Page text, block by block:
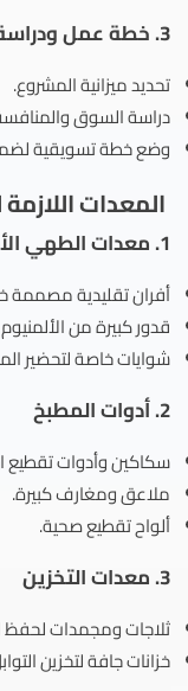
3. خطة عمل
تحديد ميزانية المشروع.
دراسة السوق
وضع خطة تسويقية
المعدات
1. معدات الطهي
أفران تقليدية
قدور كبيرة من
شوايات خاصة لتحضير
2. أدوات المطبخ
سكاكين وأدوات تقطيع
ملاعق ومغارف كبيرة.
ألواح تقطيع صحية.
3. معدات التخزين
ثلاجات ومجمدات لحفظ
خزانات جافة لتخزين